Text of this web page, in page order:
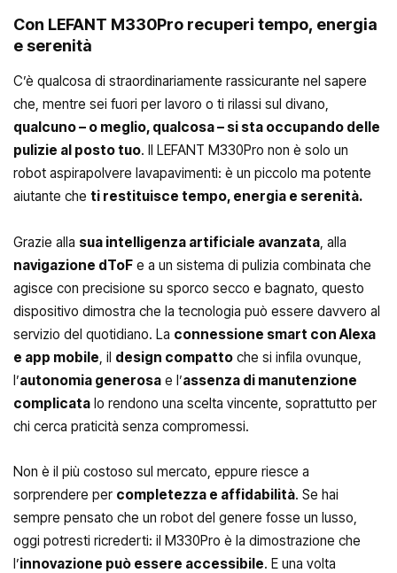
Con LEFANT M330Pro recuperi tempo, energia
e serenità
C’è qualcosa di straordinariamente rassicurante nel sapere
che, mentre sei fuori per lavoro o ti rilassi sul divano,
qualcuno – o meglio, qualcosa – si sta occupando delle
pulizie al posto tuo. Il LEFANT M330Pro non è solo un
robot aspirapolvere lavapavimenti: è un piccolo ma potente
aiutante che ti restituisce tempo, energia e serenità.
Grazie alla sua intelligenza artificiale avanzata, alla
navigazione dToF e a un sistema di pulizia combinata che
agisce con precisione su sporco secco e bagnato, questo
dispositivo dimostra che la tecnologia può essere davvero al
servizio del quotidiano. La connessione smart con Alexa
e app mobile, il design compatto che si infila ovunque,
l’autonomia generosa e l’assenza di manutenzione
complicata lo rendono una scelta vincente, soprattutto per
chi cerca praticità senza compromessi.
Non è il più costoso sul mercato, eppure riesce a
sorprendere per completezza e affidabilità. Se hai
sempre pensato che un robot del genere fosse un lusso,
oggi potresti ricrederti: il M330Pro è la dimostrazione che
l’innovazione può essere accessibile. E una volta